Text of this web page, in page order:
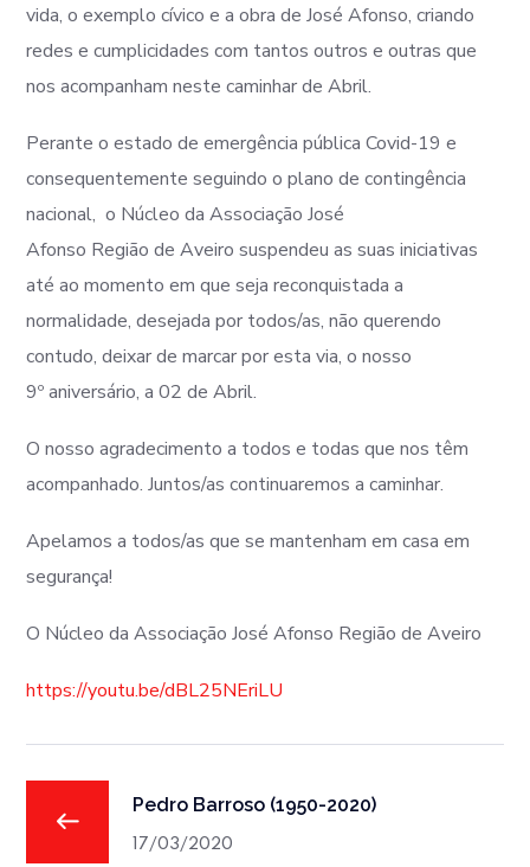
vida, o exemplo cívico e a obra de José Afonso, criando
redes e cumplicidades com tantos outros e outras que
nos acompanham neste caminhar de Abril.
Perante o estado de emergência pública Covid-19 e
consequentemente seguindo o plano de contingência
nacional, o Núcleo da Associação José
Afonso Região de Aveiro suspendeu as suas iniciativas
até ao momento em que seja reconquistada a
normalidade, desejada por todos/as, não querendo
contudo, deixar de marcar por esta via, o nosso
9º aniversário, a 02 de Abril.
O nosso agradecimento a todos e todas que nos têm
acompanhado. Juntos/as continuaremos a caminhar.
Apelamos a todos/as que se mantenham em casa em
segurança!
O Núcleo da Associação José Afonso Região de Aveiro
https://youtu.be/dBL25NEriLU
Pedro Barroso (1950-2020)
17/03/2020